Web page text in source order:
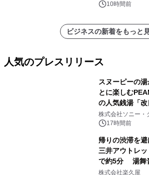
他）・分析レポ
10時間前
ビジネスの新着をもっと
人気のプレスリリース
スヌーピーの
とに楽しむ
の人気銭湯「
ラボレーショ
ボグッズも発売
株式会社ソニー・
17時間前
帰りの渋滞を避
三井アウトレ
で約5分 湯舞
メニューを提供
株式会社楽久屋